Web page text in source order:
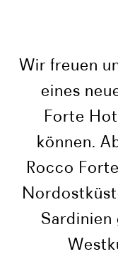
Wir freuen
eines
Forte
können.
Rocco